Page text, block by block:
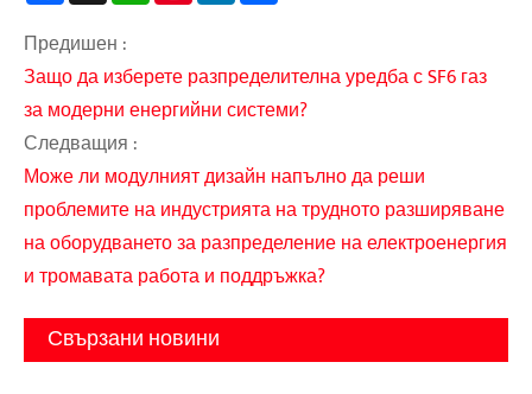
Предишен :
Защо да изберете разпределителна уредба с SF6 газ
за модерни енергийни системи?
Следващия :
Може ли модулният дизайн напълно да реши
проблемите на индустрията на трудното разширяване
на оборудването за разпределение на електроенергия
и тромавата работа и поддръжка?
Свързани новини